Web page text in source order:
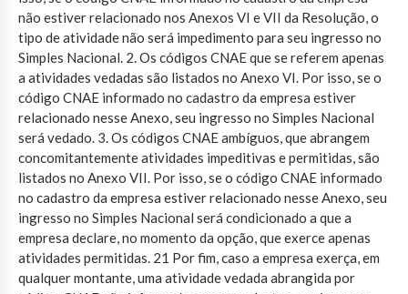
não estiver relacionado nos Anexos VI e VII da Resolução, o
tipo de atividade não será impedimento para seu ingresso no
Simples Nacional. 2. Os códigos CNAE que se referem apenas
a atividades vedadas são listados no Anexo VI. Por isso, se o
código CNAE informado no cadastro da empresa estiver
relacionado nesse Anexo, seu ingresso no Simples Nacional
será vedado. 3. Os códigos CNAE ambíguos, que abrangem
concomitantemente atividades impeditivas e permitidas, são
listados no Anexo VII. Por isso, se o código CNAE informado
no cadastro da empresa estiver relacionado nesse Anexo, seu
ingresso no Simples Nacional será condicionado a que a
empresa declare, no momento da opção, que exerce apenas
atividades permitidas. 21 Por fim, caso a empresa exerça, em
qualquer montante, uma atividade vedada abrangida por